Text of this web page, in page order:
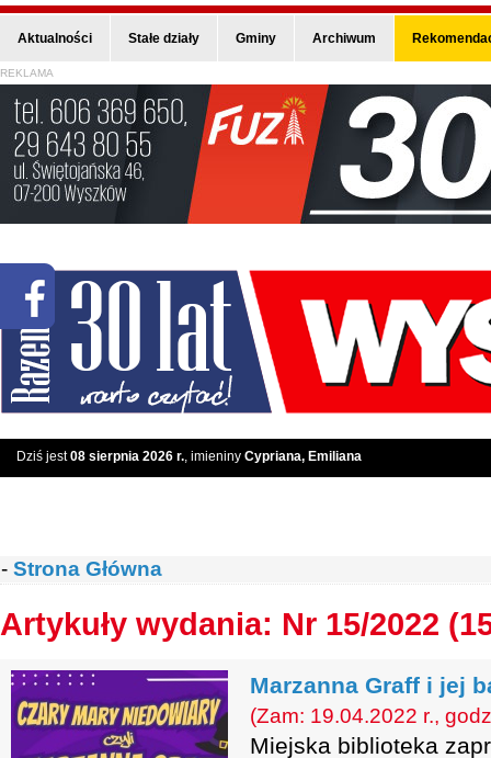
Aktualności Stałe działy Gminy Archiwum
REKLAMA
Dziś jest08 sierpnia 2026 r., imieniny Cypriana, Emiliana
- Strona Główna
Artykuły wydania: Nr 15/2022
Marzanna Graff i jej
(Zam: 19.04.2022 r.,
Miejska biblioteka